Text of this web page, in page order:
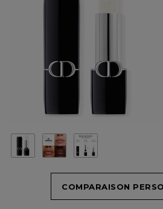
COMPARAISON